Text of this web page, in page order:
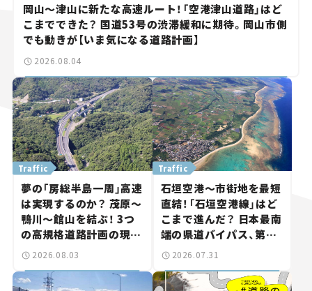
岡山～津山に新たな高速ルート！「空港津山道路」はど
こまでできた？ 国道53号の渋滞緩和に期待。岡山市側
でも動きが【いま気になる道路計画】
2026.08.04
Traffic
夢の「房総半島一周」高速
は実現するのか？ 茂原～
鴨川～館山を結ぶ！ 3つ
の高規格道路計画の現
状。「館山鴨川道路」で検
路計画】
2026.08.03
Traffic
石垣空港～市街地を最短
直結！「石垣空港線」はど
こまで進んだ？ 日本最南
端の県道バイパス、第2
工区も延伸開通 【いま気
2026.07.31